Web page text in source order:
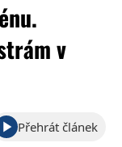
v
Přehrát článek